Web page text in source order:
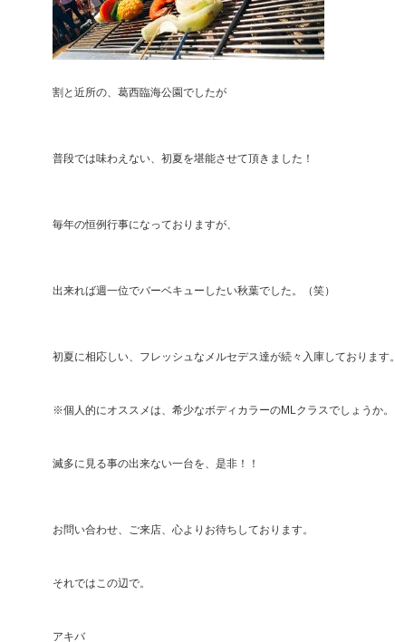
割と近所の、葛西臨海公園でしたが
普段では味わえない、初夏を堪能させて頂きました！
毎年の恒例行事になっておりますが、
出来れば週一位でバーベキューしたい秋葉でした。（笑）
初夏に相応しい、フレッシュなメルセデス達が続々入庫しております。
※個人的にオススメは、希少なボディカラーのMLクラスでしょうか。
滅多に見る事の出来ない一台を、是非！！
お問い合わせ、ご来店、心よりお待ちしております。
それではこの辺で。
アキバ